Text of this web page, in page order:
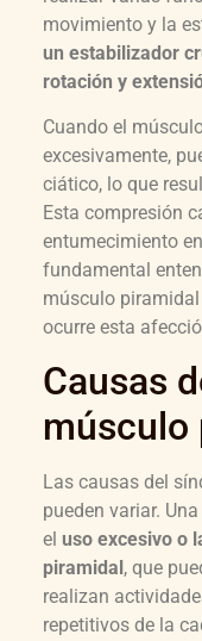
movimiento y la
un estabilizador
rotación y
Cuando el
excesivamente,
ciático, lo que
Esta compresión
entumecimiento
fundamental
músculo
ocurre esta
Causas
músculo
Las causas del
pueden variar.
el uso excesivo o
piramidal , que
realizan
repetitivos de la